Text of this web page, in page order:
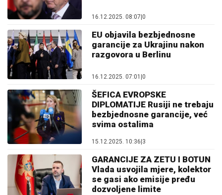
16.12.2025. 08:07|0
EU objavila bezbjednosne
garancije za Ukrajinu nakon
razgovora u Berlinu
16.12.2025. 07:01 |0
ŠEFICA EVROPSKE
DIPLOMATIJE Rusiji ne trebaju
bezbjednosne garancije, već
svima ostalima
15.12.2025. 10:36 3
GARANCIJE ZA ZETU I BOTUN
Vlada usvojila mjere, kolektor
se gasi ako emisije pređu
dozvoljene limite